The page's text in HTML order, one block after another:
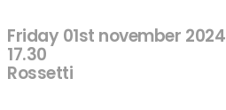
Friday 01st november 2024
17.30
Rossetti